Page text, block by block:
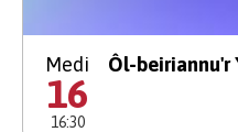
Medi
16
16:30
Ôl-beiriannu'r